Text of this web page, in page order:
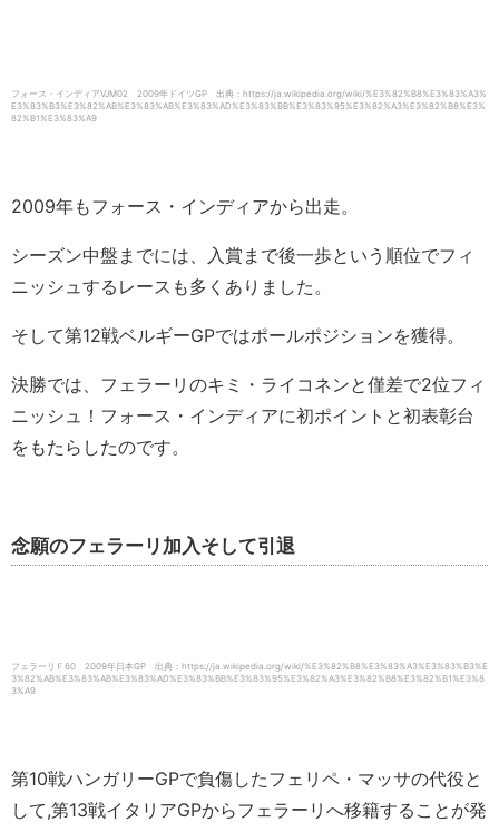
フォース・インディアVJM02 2009年ドイツGP 出典：https://ja.wikipedia.org/wiki/%E3%82%B8%E3%83%A3%
E3%83%B3%E3%82%AB%E3%83%AB%E3%83%AD%E3%83%BB%E3%83%95%E3%82%A3%E3%82%B8%E3%
82%B1%E3%83%A9
2009年もフォース・インディアから出走。
シーズン中盤までには、入賞まで後一歩という順位でフィ
ニッシュするレースも多くありました。
そして第12戦ベルギーGPではポールポジションを獲得。
決勝では、フェラーリのキミ・ライコネンと僅差で2位フィ
ニッシュ！フォース・インディアに初ポイントと初表彰台
をもたらしたのです。
念願のフェラーリ加入そして引退
フェラーリＦ60 2009年日本GP 出典：https://ja.wikipedia.org/wiki/%E3%82%B8%E3%83%A3%E3%83%B3%E
3%82%AB%E3%83%AB%E3%83%AD%E3%83%BB%E3%83%95%E3%82%A3%E3%82%B8%E3%82%B1%E3%8
3%A9
第10戦ハンガリーGPで負傷したフェリペ・マッサの代役と
して,第13戦イタリアGPからフェラーリへ移籍することが発